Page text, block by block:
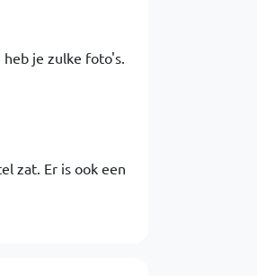
je zulke foto's.
zat. Er is ook een